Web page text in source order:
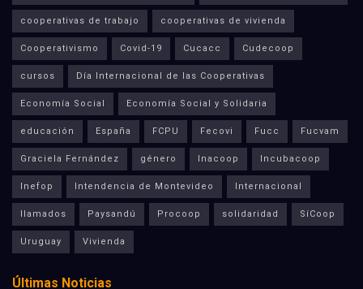
cooperativas de trabajo cooperativas de vivienda
Cooperativismo Covid-19 Cucacc Cudecoop
cursos Día Internacional de las Cooperativas
Economía Social Economía Social y Solidaria
educación España FCPU Fecovi Fucc Fucvam
Graciela Fernández género Inacoop Incubacoop
Inefop Intendencia de Montevideo Internacional
llamados Paysandú Procoop solidaridad SíCoop
Uruguay Vivienda
Últimas Noticias